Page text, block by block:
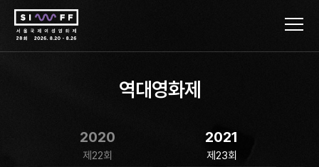
역대영화제
2020
제22회
2021
제23회